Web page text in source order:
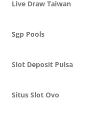
Live Draw Taiwan
Sgp Pools
Slot Deposit Pulsa
Situs Slot Ovo